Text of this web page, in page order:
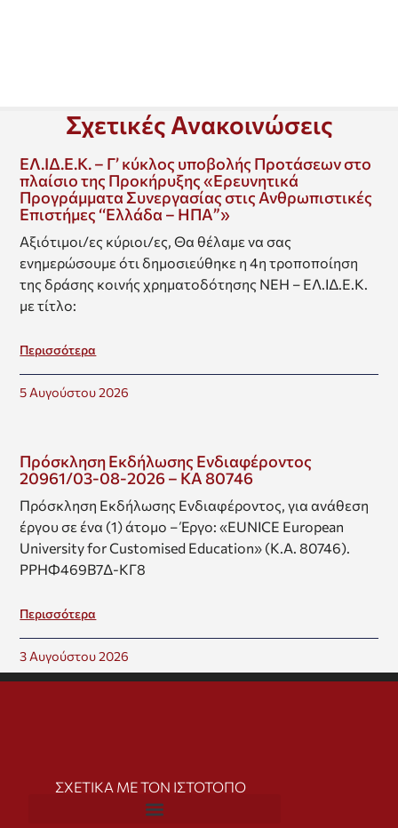
Σχετικές Ανακοινώσεις
ΕΛ.ΙΔ.Ε.Κ. – Γ’ κύκλος υποβολής Προτάσεων στο
πλαίσιο της Προκήρυξης «Ερευνητικά
Προγράμματα Συνεργασίας στις Ανθρωπιστικές
Επιστήμες ‘‘Ελλάδα – ΗΠΑ”»
Αξιότιμοι/ες κύριοι/ες, Θα θέλαμε να σας
ενημερώσουμε ότι δημοσιεύθηκε η 4η τροποποίηση
της δράσης κοινής χρηματοδότησης ΝΕΗ – ΕΛ.ΙΔ.Ε.Κ.
με τίτλο:
Περισσότερα
5 Αυγούστου 2026
Πρόσκληση Εκδήλωσης Ενδιαφέροντος
20961/03-08-2026 – ΚΑ 80746
Πρόσκληση Εκδήλωσης Ενδιαφέροντος, για ανάθεση
έργου σε ένα (1) άτομο – Έργο: «EUNICE European
University for Customised Education» (Κ.Α. 80746).
ΡΡΗΦ469Β7Δ-ΚΓ8
Περισσότερα
3 Αυγούστου 2026
ΣΧΕΤΙΚΑ ΜΕ ΤΟΝ ΙΣΤΟΤΟΠΟ